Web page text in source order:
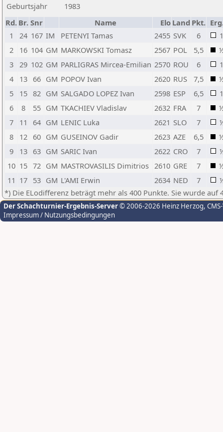
Geburtsjahr
1983
Rd. Br. Snr Name Elo Land Pkt.
1
24 167 IM PETENYI Tamas 2455 SVK 6
1
2
16 104 GM MARKOWSKI Tomasz 2567 POL 5,5
3
29 102 GM PARLIGRAS Mircea-Emilian 2570 ROU 6
1
4
13 66 GM POPOV Ivan 2620 RUS 7,5
5
15 82 GM SALGADO LOPEZ Ivan 2598 ESP 6,5
1
6
8 55 GM TKACHIEV Vladislav 2632 FRA 7
7
11 64 GM LENIC Luka 2621 SLO 7
8
12 60 GM GUSEINOV Gadir 2623 AZE 6,5
9
13 63 GM SARIC Ivan 2622 CRO 7
10 15 72 GM MASTROVASILIS Dimitrios 2610 GRE 7
11 17 53 GM L'AMI Erwin 2634 NED 7
*) Die ELodifferenz beträgt mehr als 400 Punkte. Sie wurde auf
Der Schachturnier-Ergebnis-Server© 2006-2026 Heinz Herzog,
Impressum / Nutzungsbedingungen